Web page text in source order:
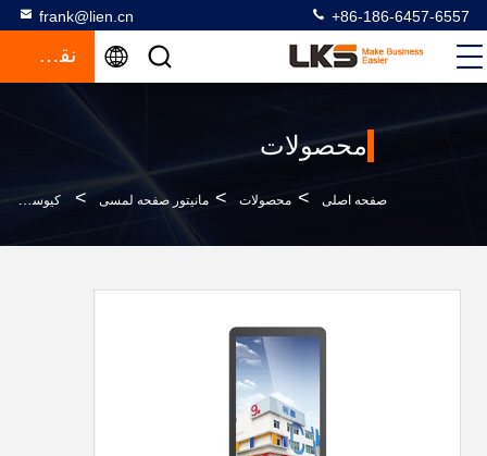
frank@lien.cn +86-186-6457-6557
نقل قول
محصولات
صفحه اصلی > محصولات > مانیتور صفحه لمسی > کیوسک ایستاده رایگان شبکه چندرسانه ای با مانیتور بسیار روشن برای کیوسک تبلیغاتی